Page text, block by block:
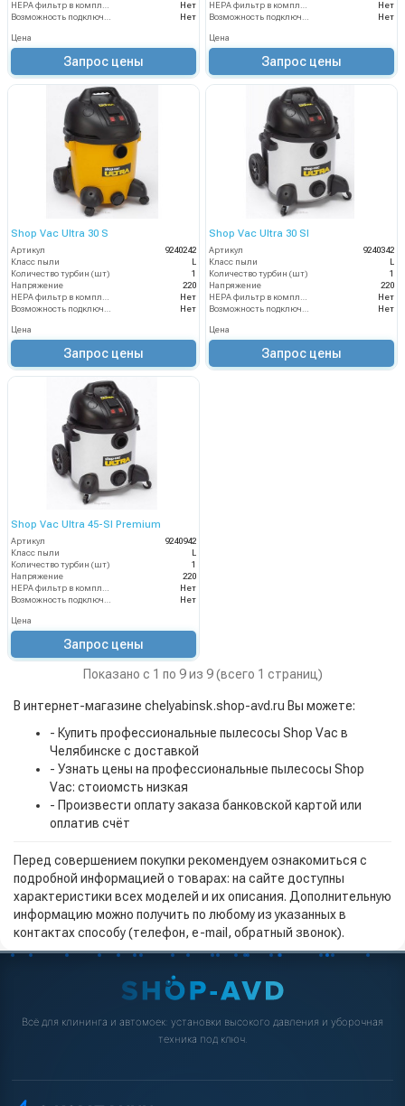
HEPA фильтр в комплекте
Нет
Возможность подключения электрощетки
Нет
Цена
Запрос цены
HEPA фильтр в комплекте
Нет
Возможность подключения электрощетки
Нет
Цена
Запрос цены
Shop Vac Ultra 30 S
Артикул
9240242
Класс пыли
Количество турбин (шт)
1
Напряжение
220
Нет
Нет
Цена
Запрос цены
Shop Vac Ultra 30 SI
Артикул
9240342
Класс пыли
Количество турбин (шт)
1
Напряжение
220
Нет
Нет
Цена
Запрос цены
Shop Vac Ultra 45-SI Premium
Артикул
9240942
Класс пыли
L
Количество турбин (шт)
1
Напряжение
220
HEPA фильтр в комплекте
Нет
Возможность подключения электрощетки
Нет
Цена
Запрос цены
Показано с 1 по 9 из 9 (всего 1 страниц)
В интернет-магазине chelyabinsk.shop-avd.ru Вы можете:
- Купить профессиональные пылесосы Shop Vac в
Челябинске с доставкой
- Узнать цены на профессиональные пылесосы Shop
Vac: стоиомсть низкая
- Произвести оплату заказа банковской картой или
оплатив счёт
Перед совершением покупки рекомендуем ознакомиться с
подробной информацией о товарах: на сайте доступны
характеристики всех моделей и их описания. Дополнительную
информацию можно получить по любому из указанных в
контактах способу (телефон, e-mail, обратный звонок).
Всё для клининга и автомоек: установки высокого давления и уборочная
техника под ключ.